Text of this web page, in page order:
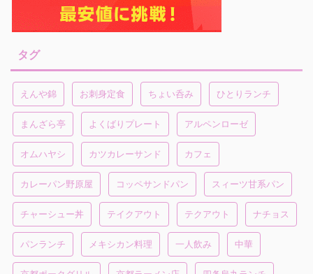
タグ
えんや錦 お刺身定食 ちょい呑み ひとりランチ
まんざら亭 よくばりプレート アルペンローゼ
オムハヤシ カツカレーサンド カフェ
カレーパン野原屋 コッペサンドパン スィーツ甘系パン
チャーシュー丼 テイクアウト テクアウト ナチョス
パンランチ メキシカン料理 一人飲み 中華